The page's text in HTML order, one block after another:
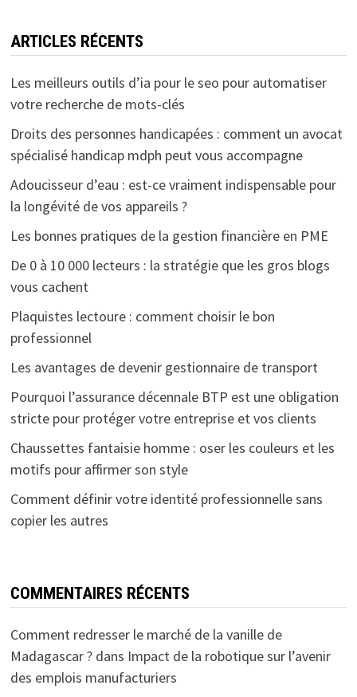
ARTICLES RÉCENTS
Les meilleurs outils d’ia pour le seo pour automatiser
votre recherche de mots-clés
Droits des personnes handicapées : comment un avocat
spécialisé handicap mdph peut vous accompagne
Adoucisseur d’eau : est-ce vraiment indispensable pour
la longévité de vos appareils ?
Les bonnes pratiques de la gestion financière en PME
De 0 à 10 000 lecteurs : la stratégie que les gros blogs
vous cachent
Plaquistes lectoure : comment choisir le bon
professionnel
Les avantages de devenir gestionnaire de transport
Pourquoi l’assurance décennale BTP est une obligation
stricte pour protéger votre entreprise et vos clients
Chaussettes fantaisie homme : oser les couleurs et les
motifs pour affirmer son style
Comment définir votre identité professionnelle sans
copier les autres
COMMENTAIRES RÉCENTS
Comment redresser le marché de la vanille de
Madagascar ?dans Impact de la robotique sur l’avenir
des emplois manufacturiers